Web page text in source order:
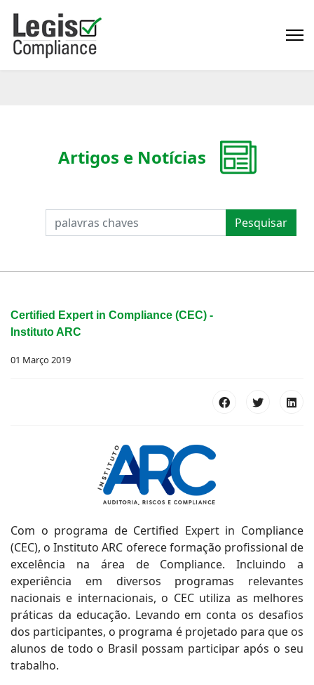
PESQUISAR Pesquisar
Artigos e Notícias
Certified Expert in Compliance (CEC) -
Instituto ARC
01 Março 2019
Com o programa de Certified Expert in Compliance
(CEC), o Instituto ARC oferece formação profissional de
excelência na área de Compliance. Incluindo a
experiência em diversos programas relevantes
nacionais e internacionais, o CEC utiliza as melhores
práticas da educação. Levando em conta os desafios
dos participantes, o programa é projetado para que os
alunos de todo o Brasil possam participar após o seu
trabalho.